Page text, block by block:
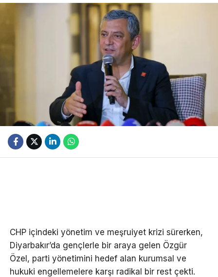
CHP içindeki yönetim ve meşruiyet krizi sürerken,
Diyarbakır’da gençlerle bir araya gelen Özgür
Özel, parti yönetimini hedef alan kurumsal ve
hukuki engellemelere karşı radikal bir rest çekti.